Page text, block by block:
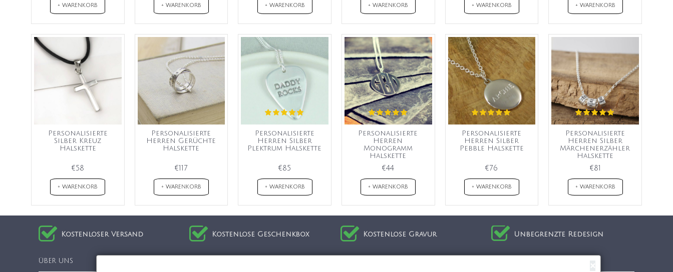
+ WARENKORB + WARENKORB + WARENKORB + WARENKORB + WARENKORB + WARENKORB
Personalisierte
Silber Kreuz
Halskette
€58
+ WARENKORB
Personalisierte
Herren Gerüchte
Halskette
€117
+ WARENKORB
Personalisierte
Herren Silber
Plektrum Halskette
€85
+ WARENKORB
Personalisierte
Herren
Monogramm
Halskette
€44
+ WARENKORB
Personalisierte
Herren Silber
Pebble Halskette
€76
+ WARENKORB
Personalisierte
Herren Silber
Märchenerzähler
Halskette
€81
+ WARENKORB
Kostenloser Versand Kostenlose Geschenkbox Kostenlose Gravur Unbegrenzte Redesign
ÜBER UNS